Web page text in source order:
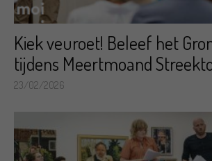
Kiek veuroet! Beleef het
tijdens Meertmoand
23/02/2026